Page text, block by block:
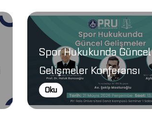
Spor Hukukunda Güncel
Gelişmeler Konferansı
Oku